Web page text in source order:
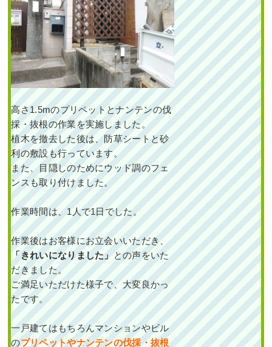
高さ1.5mのプリペットとナンテンの伐
採・抜根の作業を実施しました。
植木を撤去した後は、防草シートと砂
利の敷設も行っています。
また、目隠しのためにウッド調のフェ
ンスも取り付けました。
作業時間は、1人で1日でした。
作業後はお客様にお立会いいただき、
「きれいになりました」
との声をいた
だきました。
ご満足いただけた様子で、大変良かっ
たです。
一戸建てはもちろんマンションやビル
のプリペットやナンテンの伐採・抜根